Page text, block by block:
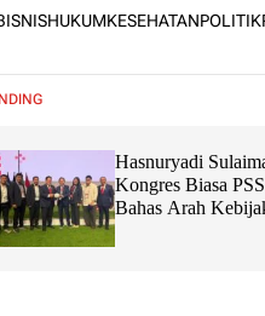
HUKUMKESEHATANPOLITIK
Hasnuryadi
Kongres Biasa
Bahas Arah
Bola Nasional